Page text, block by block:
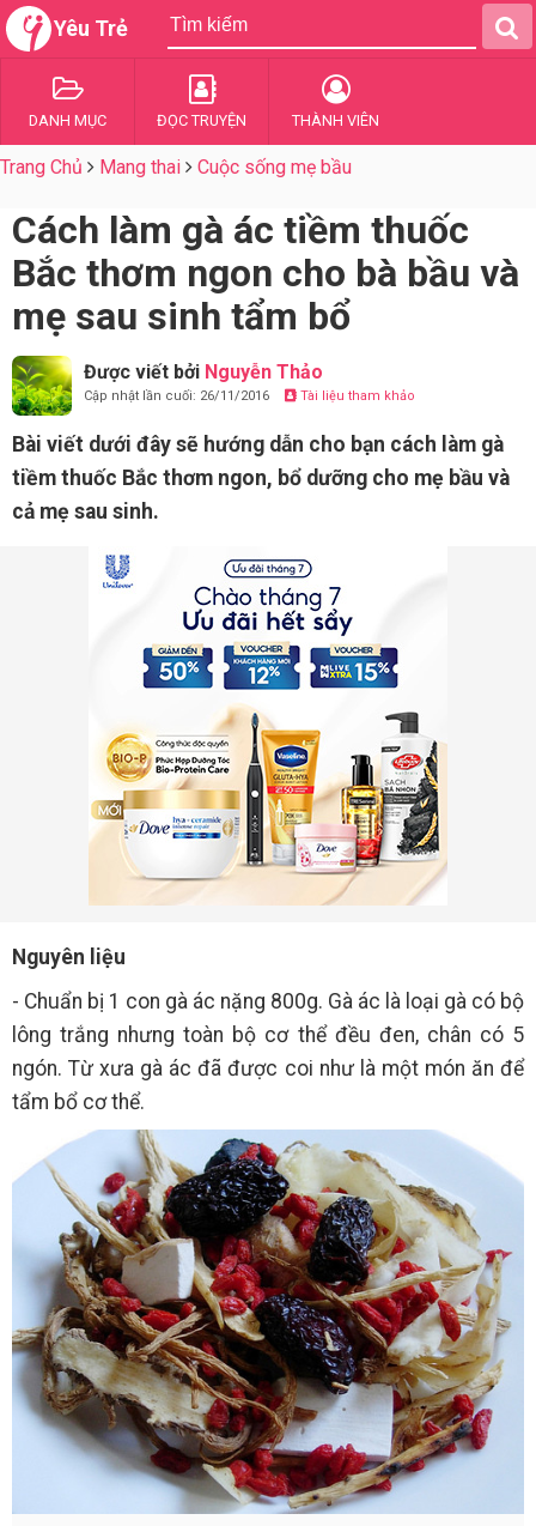
Yêu Trẻ
DANH MỤC ĐỌC TRUYỆN THÀNH VIÊN
Trang Chủ Mang thai Cuộc sống mẹ bầu
Cách làm gà ác tiềm thuốc
Bắc thơm ngon cho bà bầu và
mẹ sau sinh tẩm bổ
Được viết bởi Nguyễn Thảo
Cập nhật lần cuối: 26/11/2016 Tài liệu tham khảo
Bài viết dưới đây sẽ hướng dẫn cho bạn cách làm gà
tiềm thuốc Bắc thơm ngon, bổ dưỡng cho mẹ bầu và
cả mẹ sau sinh.
Nguyên liệu
- Chuẩn bị 1 con gà ác nặng 800g. Gà ác là loại gà có bộ
lông trắng nhưng toàn bộ cơ thể đều đen, chân có 5
ngón. Từ xưa gà ác đã được coi như là một món ăn để
tẩm bổ cơ thể.